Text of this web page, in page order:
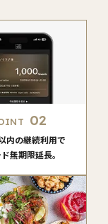
02
内の継続利用で
無期限延長。